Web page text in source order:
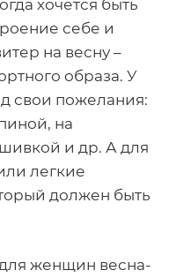
хочется быть
себе и
на весну –
образа. У
свои пожелания:
на
и др. А для
легкие
должен быть
женщин весна-